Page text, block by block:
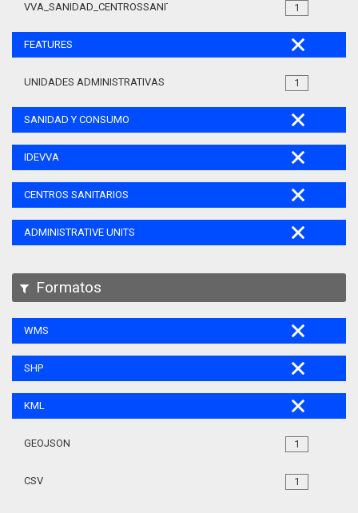
1
VVA_SANIDAD_CENTROSSANITARIOS_105
FEATURES
1
UNIDADES ADMINISTRATIVAS
SANIDAD Y CONSUMO
IDEVVA
CENTROS SANITARIOS
ADMINISTRATIVE UNITS
Formatos
WMS
SHP
KML
1
GEOJSON
1
CSV